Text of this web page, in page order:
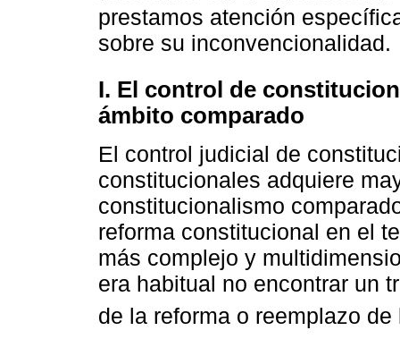
prestamos atención
sobre su inconvencionalidad.
I. El control de
ámbito comparado
El control judicial de
constitucionales adquiere
constitucionalismo
reforma constitucional en el
más complejo y
era habitual no encontrar un
de la reforma o reemplazo